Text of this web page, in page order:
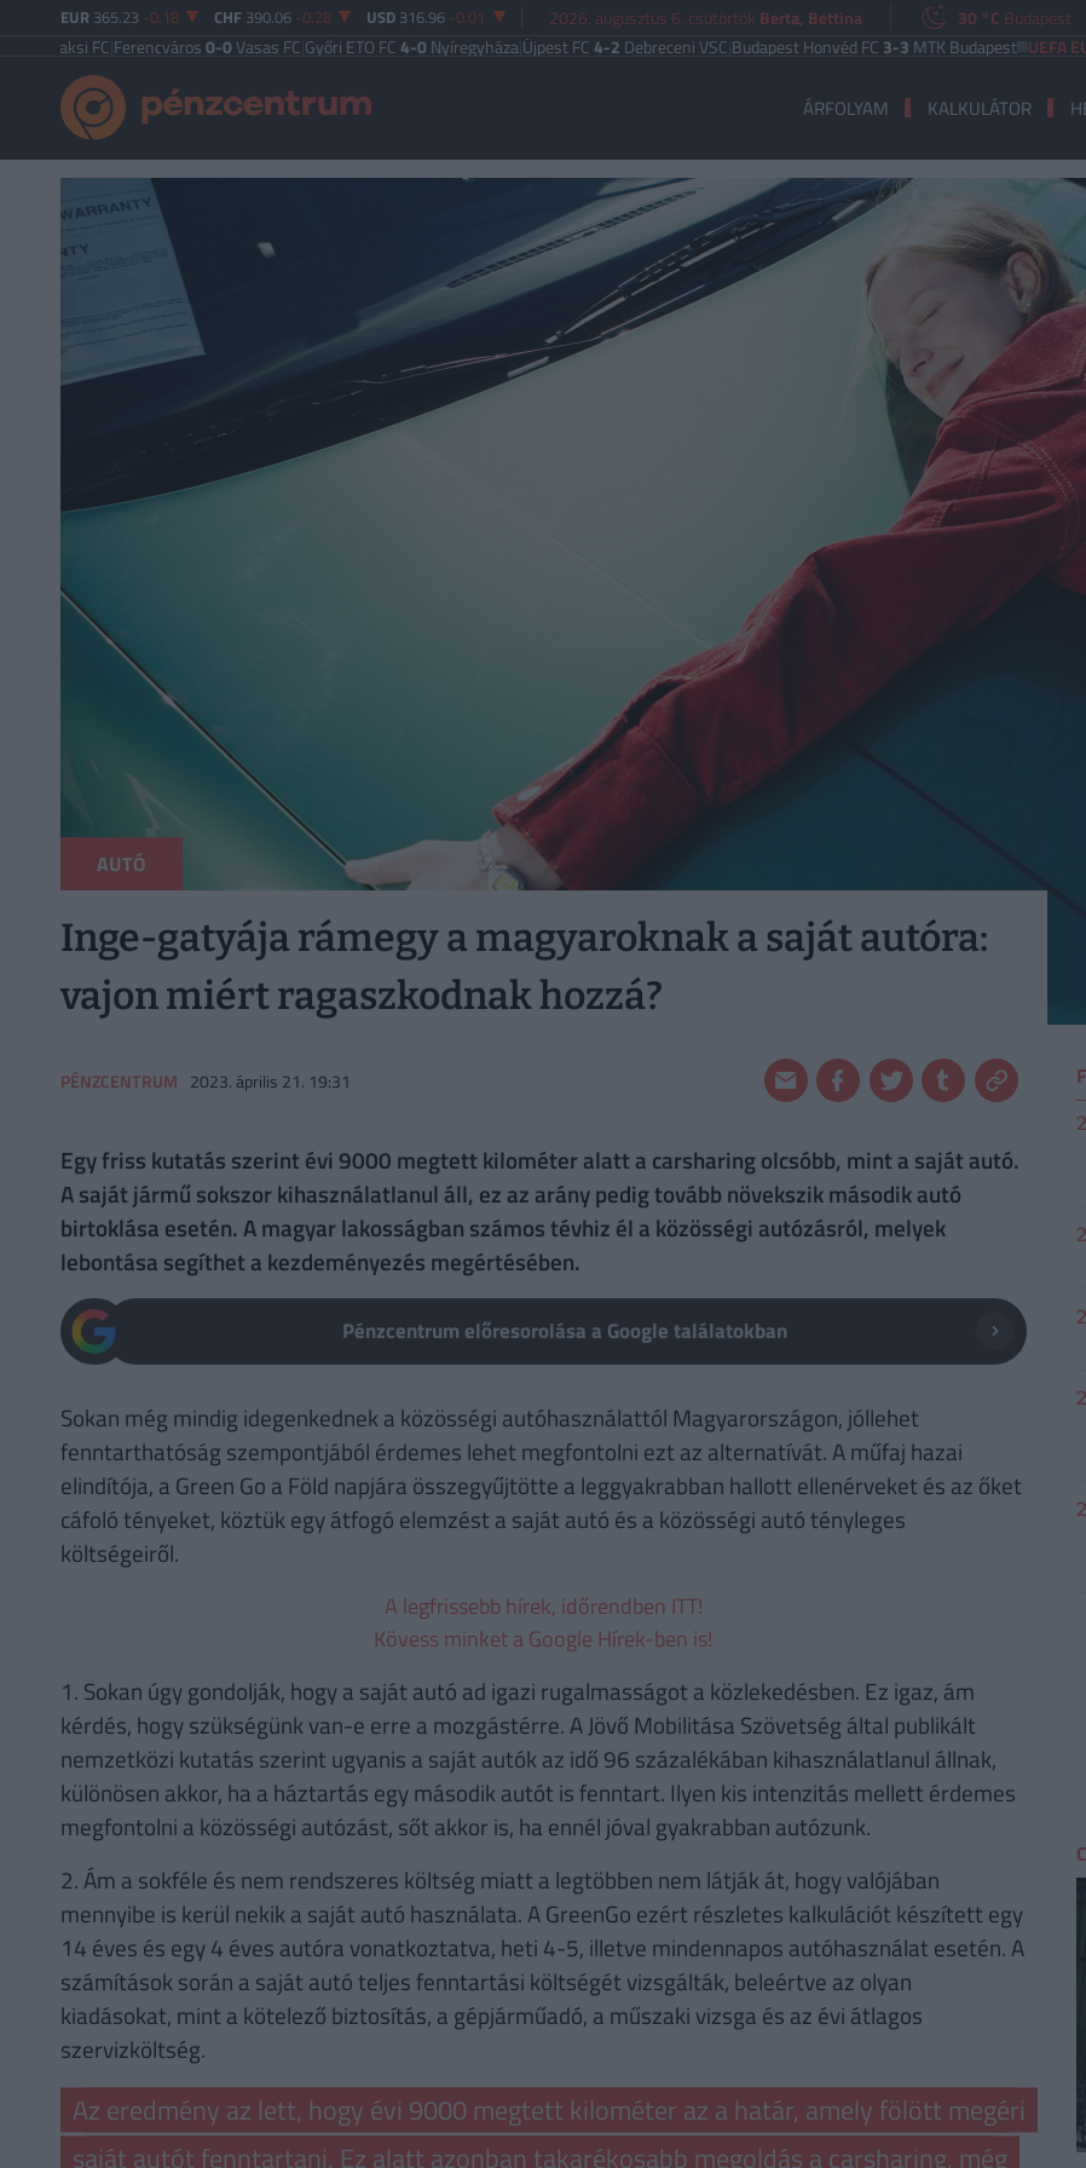
EUR 365.23 -0.18 CHF 390.06 -0.28 USD 316.96 -0.01 2026. augusztus 6. csütörtök Berta, Bettina 30 °C Budapest
Ferencváros0-0Vasas FC|Győri ETO FC4-0Nyíregyháza|Újpest FC4-2Debreceni VSC|Budapest Honvéd FC3-3MTK Budapest UEFA EURÓPA
ÁRFOLYAM KALKULÁTOR
AUTÓ
Inge-gatyája rámegy a magyaroknak a saját autóra:
vajon miért ragaszkodnak hozzá?
PÉNZCENTRUM 2023. április 21. 19:31
Egy friss kutatás szerint évi 9000 megtett kilométer alatt a carsharing olcsóbb, mint a saját autó.
A saját jármű sokszor kihasználatlanul áll, ez az arány pedig tovább növekszik második autó
birtoklása esetén. A magyar lakosságban számos tévhiz él a közösségi autózásról, melyek
lebontása segíthet a kezdeményezés megértésében.
Pénzcentrum előresorolása a Google találatokban
Sokan még mindig idegenkednek a közösségi autóhasználattól Magyarországon, jóllehet
fenntarthatóság szempontjából érdemes lehet megfontolni ezt az alternatívát. A műfaj hazai
elindítója, a Green Go a Föld napjára összegyűjtötte a leggyakrabban hallott ellenérveket és az őket
cáfoló tényeket, köztük egy átfogó elemzést a saját autó és a közösségi autó tényleges
költségeiről.
A legfrissebb hírek, időrendben ITT!
Kövess minket a Google Hírek-ben is!
1. Sokan úgy gondolják, hogy a saját autó ad igazi rugalmasságot a közlekedésben. Ez igaz, ám
kérdés, hogy szükségünk van-e erre a mozgástérre. A Jövő Mobilitása Szövetség által publikált
nemzetközi kutatás szerint ugyanis a saját autók az idő 96 százalékában kihasználatlanul állnak,
különösen akkor, ha a háztartás egy második autót is fenntart. Ilyen kis intenzitás mellett érdemes
megfontolni a közösségi autózást, sőt akkor is, ha ennél jóval gyakrabban autózunk.
2. Ám a sokféle és nem rendszeres költség miatt a legtöbben nem látják át, hogy valójában
mennyibe is kerül nekik a saját autó használata. A GreenGo ezért részletes kalkulációt készített egy
14 éves és egy 4 éves autóra vonatkoztatva, heti 4-5, illetve mindennapos autóhasználat esetén. A
számítások során a saját autó teljes fenntartási költségét vizsgálták, beleértve az olyan
kiadásokat, mint a kötelező biztosítás, a gépjárműadó, a műszaki vizsga és az évi átlagos
szervizköltség.
Az eredmény az lett, hogy évi 9000 megtett kilométer az a határ, amely fölött megéri
saját autót fenntartani. Ez alatt azonban takarékosabb megoldás a carsharing, még